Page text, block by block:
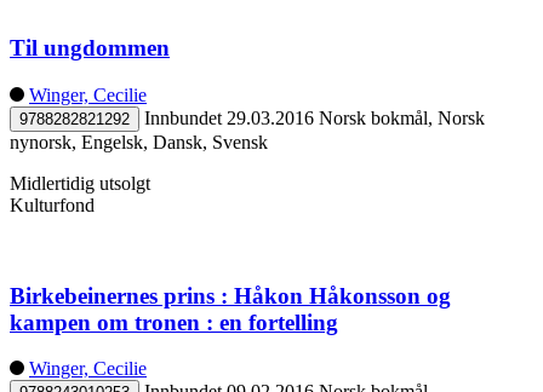
Til ungdommen
Winger, Cecilie
9788282821292 Innbundet 29.03.2016 Norsk bokmål, Norsk
nynorsk, Engelsk, Dansk, Svensk
Midlertidig utsolgt
Kulturfond
Birkebeinernes prins : Håkon Håkonsson og
kampen om tronen : en fortelling
Winger, Cecilie